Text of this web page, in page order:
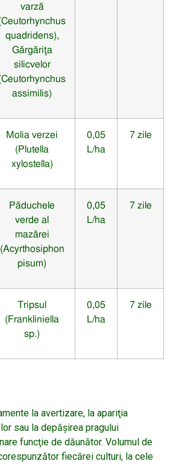
varză
quadridens),
Gărgăriţa
silicvelor
assimilis)
Molia verzei
(Plutella
xylostella)
0,05
L/ha
7 zile
Păduchele
verde al
mazărei
(Acyrthosiphon
pisum)
0,05
L/ha
7 zile
Tripsul
(Frankliniella
sp.)
0,05
L/ha
7 zile
la avertizare, la apariţia
sau la depăşirea pragului
funcţie de dăunător. Volumul de
fiecărei culturi, la cele